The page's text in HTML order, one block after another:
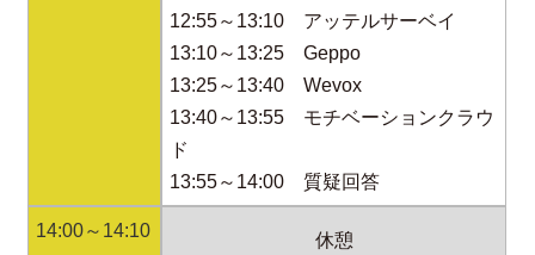
12:55～13:10 アッテルサーベイ
13:10～13:25 Geppo
13:25～13:40 Wevox
13:40～13:55 モチベーションクラウ
ド
13:55～14:00 質疑回答
14:00～14:10 休憩